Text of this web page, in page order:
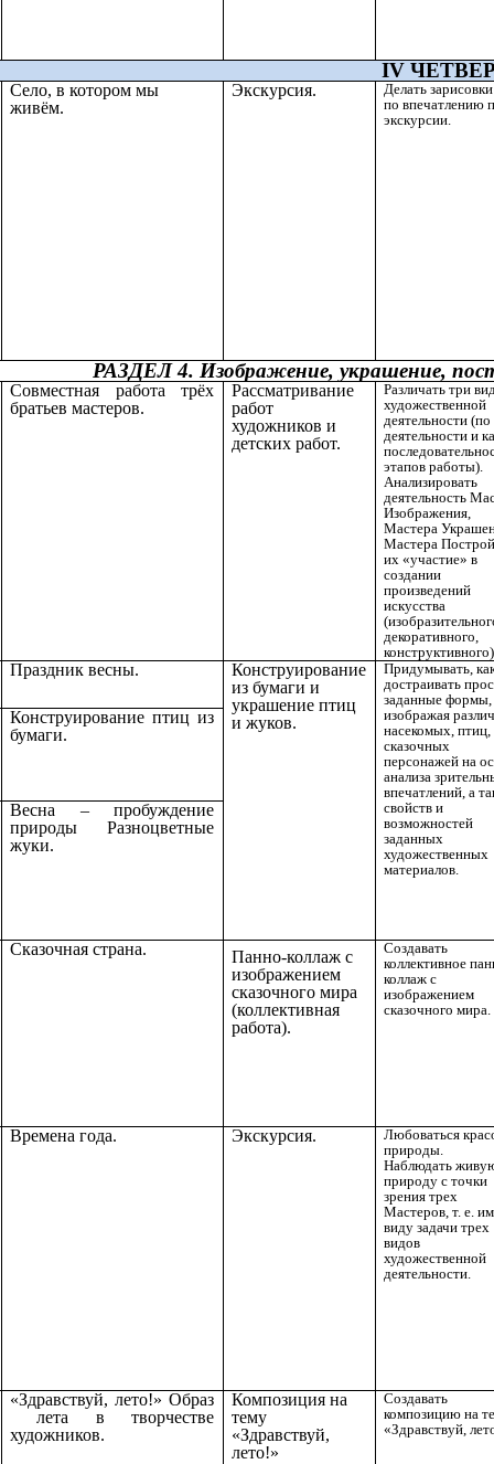
IV
Село, в котором мы
живём.
Экскурсия.
Делать
по впечатлению
экскурсии.
РАЗДЕЛ 4. Изображение, украшение,
Совместная работа трёх
братьев мастеров.
Рассматривание
работ
художников и
детских работ.
Различать три
художественной
деятельности (по
деятельности и
этапов работы).
Анализировать
деятельность
Изображения,
Мастера
Мастера
их «участие» в
создании
произведений
искусства
декоративного,
Праздник весны.
Конструирование
из бумаги и
украшение птиц
и жуков.
Придумывать,
достраивать
заданные формы,
изображая
насекомых, птиц,
сказочных
персонажей на
анализа
впечатлений, а
свойств и
возможностей
заданных
художественных
материалов.
Конструирование птиц из
бумаги.
Весна – пробуждение
природы Разноцветные
жуки.
Сказочная страна.
Панно-коллаж с
изображением
сказочного мира
(коллективная
работа).
Создавать
коллективное
коллаж с
изображением
сказочного мира.
Времена года. Экскурсия.
Любоваться
природы.
Наблюдать
природу с точки
зрения трех
Мастеров, т. е.
виду задачи трех
видов
художественной
деятельности.
«Здравствуй, лето!» Образ
лета в творчестве
художников.
Композиция на
тему
«Здравствуй,
лето!»
Создавать
композицию на
«Здравствуй,